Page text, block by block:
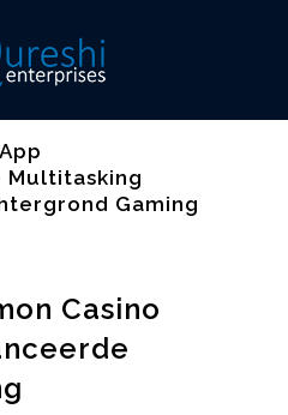
Multitasking
Gaming
Casino